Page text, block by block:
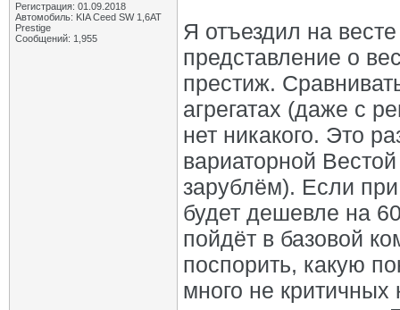
Регистрация: 01.09.2018
Автомобиль: KIA Ceed SW 1,6AT
Prestige
Сообщений: 1,955
Я отъездил на
представление о
престиж.
агрегатах (даже с
нет никакого. Это
вариаторной
зарублём). Если
будет дешевле на
пойдёт в базовой
поспорить, какую
много не